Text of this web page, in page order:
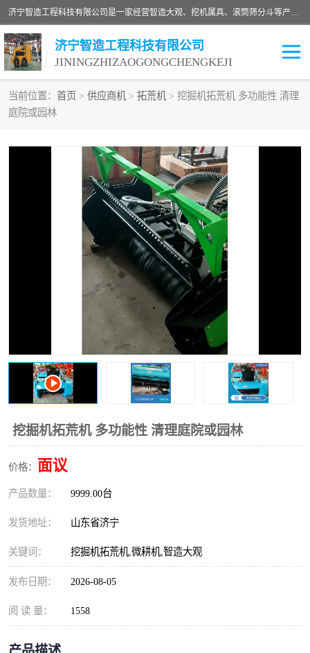
济宁智造工程科技有限公司是一家经营智造大观、挖机属具、滚筒筛分斗等产品的滑移装载机厂家。济宁智造工程科技有限公司奉行以质量赢得用户，诚信为本，互利共赢的宗旨，依靠雄厚的技术力量，科学的管理制度，先进的加工检测设备，始终坚持以客户为中心，免费咨询！
济宁智造工程科技有限公司
JININGZHIZAOGONGCHENGKEJI
当前位置： 首页 > 供应商机 > 拓荒机 > 挖掘机拓荒机 多功能性 清理
庭院或园林
挖掘机拓荒机 多功能性 清理庭院或园林
价格： 面议
产品数量： 9999.00台
发货地址： 山东省济宁
关键词： 挖掘机拓荒机,微耕机,智造大观
发布日期： 2026-08-05
阅 读 量： 1558
振动夯
移动破碎机
粉碎钳
土壤修复
开沟机
破碎机
枕木机 滑移装载机
清扫器
挖树机 拓荒机
滚筒筛
挖掘机破碎斗